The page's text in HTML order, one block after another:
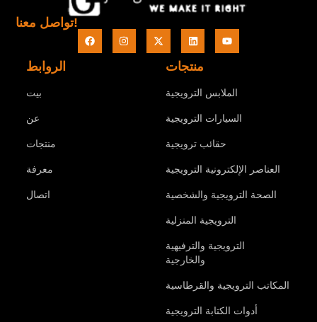
الروابط
بيت
عن
منتجات
معرفة
اتصال
منتجات
الملابس الترويجية
السيارات الترويجية
حقائب ترويجية
العناصر الإلكترونية الترويجية
الصحة الترويجية والشخصية
الترويجية المنزلية
الترويجية والترفيهية
والخارجية
المكاتب الترويجية والقرطاسية
أدوات الكتابة الترويجية
تواصل معنا!